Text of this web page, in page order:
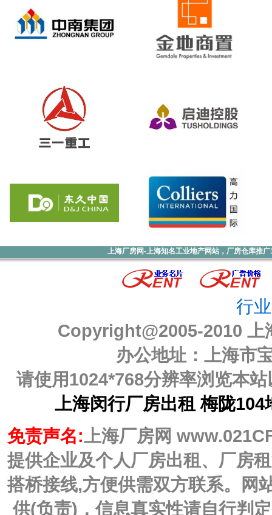
上海厂房网-上海知名工业地产网站，厂房仓库推
行
Copyright@2005-2010 上
办公地址：上海市
请使用1024*768分辨率浏览本
上海闵行厂房出租 梅陇
免责声名:上海厂房网
提供企业及个人厂房出租、厂房
搭桥接线,方便供需双方联系。网
供(负责)，信息真实性请自行判